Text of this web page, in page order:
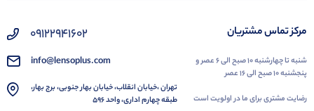
مرکز تماس مشتریان
شنبه تا چهارشنبه ۱۰ صبح الی ۶ عصر و
پنجشنبه ۱۰ صبح الی ۱۶ عصر
رضایت مشتری برای ما در اولویت است
۰۹۱۲۲۹۴۱۶۰۲
info@lensoplus.com
تهران ،خیابان انقلاب، خیابان بهار جنوبی، برج بهار،
طبقه چهارم اداری، واحد ۵۹۶